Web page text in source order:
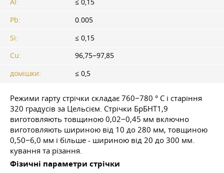
Al:
≤ 0,15
Pb:
0.005
Si:
≤ 0,15
Cu:
96,75−97,85
домішки:
≤ 0,5
Режими гарту стрічки складає 760−780 ° C і старіння
320 градусів за Цельсієм. Стрічки БрБНТ1,9
виготовляють товщиною 0,02−0,45 мм включно
виготовляють шириною від 10 до 280 мм, товщиною
0,50−6,0 мм і більше - шириною від 20 до 300 мм.
кування та різання.
Фізичні параметри стрічки